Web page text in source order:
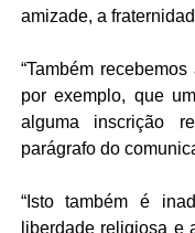
amizade, a
“Também
por exemplo, que
alguma inscrição
parágrafo do
“Isto também é
liberdade religiosa e